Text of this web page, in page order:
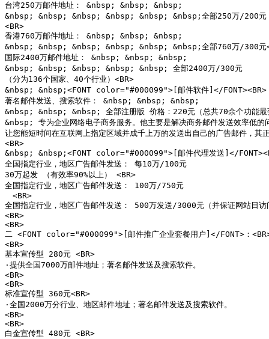
台湾250万邮件地址： &nbsp; &nbsp; &nbsp;
&nbsp; &nbsp; &nbsp; &nbsp; &nbsp; &nbsp;全部250万/200元
<BR>
香港760万邮件地址： &nbsp; &nbsp; &nbsp;
&nbsp; &nbsp; &nbsp; &nbsp; &nbsp; &nbsp;全部760万/300元
国际2400万邮件地址： &nbsp; &nbsp; &nbsp;
&nbsp; &nbsp; &nbsp; &nbsp; &nbsp; 全部2400万/300元
（分为136个国家、40个行业）<BR>
&nbsp; &nbsp;<FONT color="#000099">[邮件软件]</FONT><BR>
著名邮件发送、搜索软件： &nbsp; &nbsp; &nbsp;
&nbsp; &nbsp; &nbsp; 全部注册版 价格：220元（总共70余个功能最
&nbsp; 专为企业网络电子商务服务。他主要是解决商务邮件发送效率低
让您能短时间在互联网上指定区域并成千上万的发送出自己的广告邮件，其
<BR>
&nbsp; &nbsp;<FONT color="#000099">[邮件代理发送]</
全国指定行业，地区广告邮件发送： 每10万/100元
30万起发 （有效率90%以上） <BR>
全国指定行业，地区广告邮件发送： 100万/750元
<BR>
全国指定行业，地区广告邮件发送： 500万发送/3000元（并保证网站日
<BR>
<BR>
二 <FONT color="#000099">[邮件推广企业套餐用户]</FONT>：
<BR>
基本宣传型 280元 <BR>
·提供全国7000万邮件地址；著名邮件发送及搜索软件。
<BR>
<BR>
标准宣传型 360元<BR>
·全国2000万分行业、地区邮件地址；著名邮件发送及搜索软件。
<BR>
<BR>
白金宣传型 480元 <BR>